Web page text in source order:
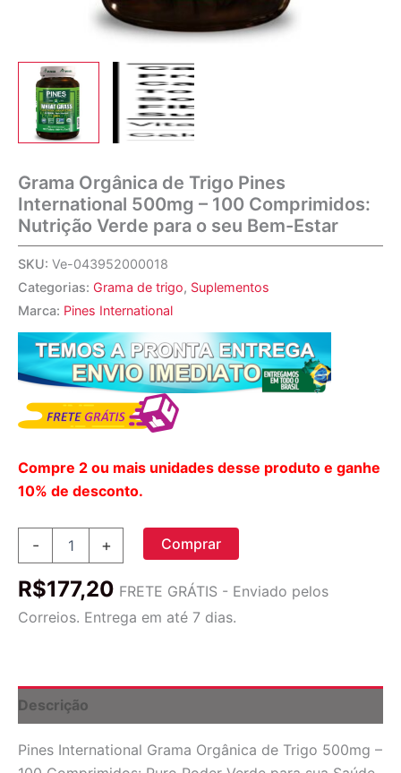
Grama Orgânica de Trigo Pines
International 500mg – 100 Comprimidos:
Nutrição Verde para o seu Bem-Estar
SKU: Ve-043952000018
Categorias: Grama de trigo, Suplementos
Marca: Pines International
Compre 2 ou mais unidades desse produto e ganhe
10% de desconto.
-
Trigo
International
Comprimidos:
Nutrição
para
o
+ Comprar
R$177,20 FRETE GRÁTIS - Enviado pelos
Correios. Entrega em até 7 dias.
Descrição
Pines International Grama Orgânica de Trigo 500mg –